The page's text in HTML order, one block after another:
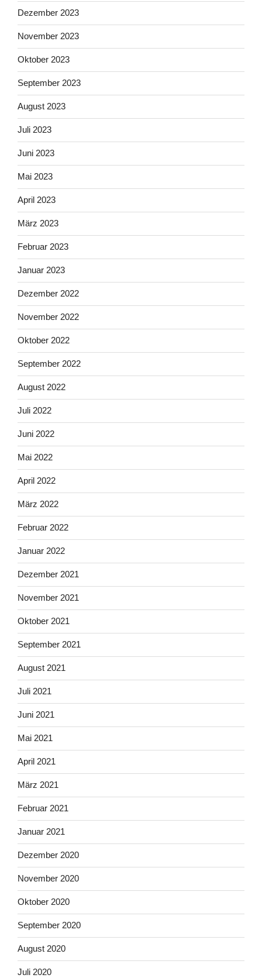
Dezember 2023
November 2023
Oktober 2023
September 2023
August 2023
Juli 2023
Juni 2023
Mai 2023
April 2023
März 2023
Februar 2023
Januar 2023
Dezember 2022
November 2022
Oktober 2022
September 2022
August 2022
Juli 2022
Juni 2022
Mai 2022
April 2022
März 2022
Februar 2022
Januar 2022
Dezember 2021
November 2021
Oktober 2021
September 2021
August 2021
Juli 2021
Juni 2021
Mai 2021
April 2021
März 2021
Februar 2021
Januar 2021
Dezember 2020
November 2020
Oktober 2020
September 2020
August 2020
Juli 2020